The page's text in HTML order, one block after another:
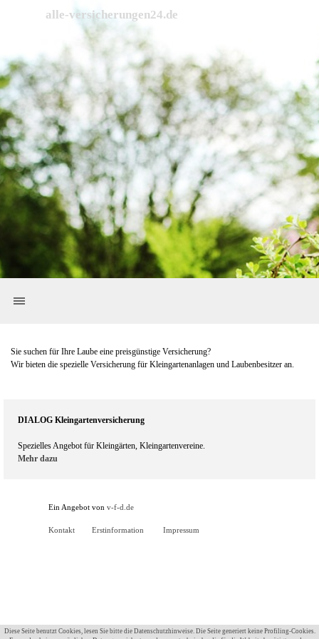
alle-versicherungen24.de
Sie suchen für Ihre Laube eine preisgünstige Versicherung?
Wir bieten die spezielle Versicherung für Kleingartenanlagen und Laubenbesitzer an.
DIALOG Kleingartenversicherung
Spezielles Angebot für Kleingärten, Kleingartenvereine.
Mehr dazu
Ein Angebot von v-f-d.de
Kontakt Erstinformation Impressum
Diese Seite benutzt Cookies, lesen Sie bitte die Datenschutzhinweise. Die Seite generiert keine Profiling-Cookies.